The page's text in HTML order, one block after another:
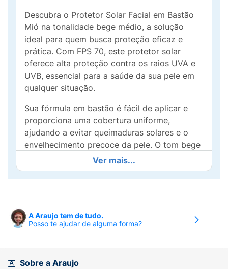
Descubra o Protetor Solar Facial em Bastão
Mió na tonalidade bege médio, a solução
ideal para quem busca proteção eficaz e
prática. Com FPS 70, este protetor solar
oferece alta proteção contra os raios UVA e
UVB, essencial para a saúde da sua pele em
qualquer situação.
Sua fórmula em bastão é fácil de aplicar e
proporciona uma cobertura uniforme,
ajudando a evitar queimaduras solares e o
envelhecimento precoce da pele. O tom bege
médio se adapta bem a diferentes
tonalidades de pele, permitindo um
acabamento discreto e natural.
uso diário, sendo ideal para quem tem uma
rotina ativa. O formato em bastão permite
conveniente.
Ver mais...
A Araujo tem de tudo.
Posso te ajudar de alguma forma?
Sobre a Araujo